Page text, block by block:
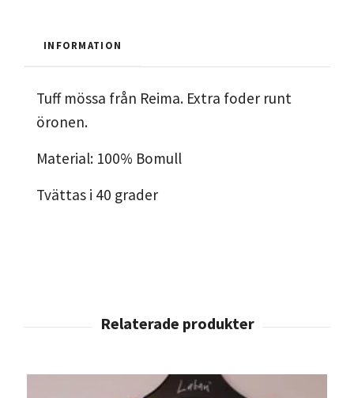
INFORMATION
Tuff mössa från Reima. Extra foder runt
öronen.
Material: 100% Bomull
Tvättas i 40 grader